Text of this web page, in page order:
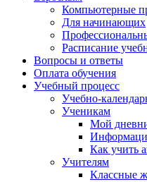
Компьютерные
Для начинающих
Расписание
Вопросы и ответы
Оплата обучения
Учебный процесс
Учебно-
Ученикам
Мой
Как учить
Учителям
Классные